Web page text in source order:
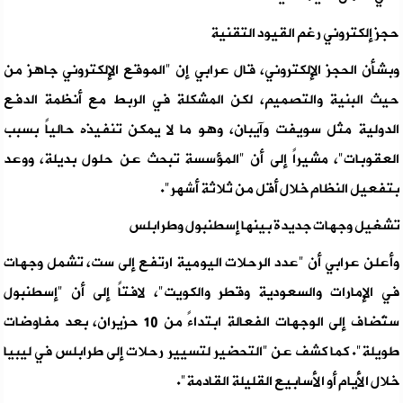
حجز إلكتروني رغم القيود التقنية
وبشأن الحجز الإلكتروني، قال عرابي إن "الموقع الإلكتروني جاهز من
حيث البنية والتصميم، لكن المشكلة في الربط مع أنظمة الدفع
الدولية مثل سويفت وآيبان، وهو ما لا يمكن تنفيذه حالياً بسبب
العقوبات"، مشيراً إلى أن "المؤسسة تبحث عن حلول بديلة، ووعد
بتفعيل النظام خلال أقل من ثلاثة أشهر".
تشغيل وجهات جديدة بينها إسطنبول وطرابلس
وأعلن عرابي أن "عدد الرحلات اليومية ارتفع إلى ست، تشمل وجهات
في الإمارات والسعودية وقطر والكويت"، لافتاً إلى أن "إسطنبول
ستُضاف إلى الوجهات الفعالة ابتداءً من 10 حزيران، بعد مفاوضات
طويلة". كما كشف عن "التحضير لتسيير رحلات إلى طرابلس في ليبيا
خلال الأيام أو الأسابيع القليلة القادمة".